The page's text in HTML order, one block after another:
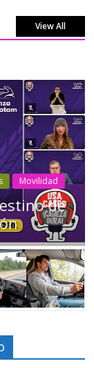
View All
a